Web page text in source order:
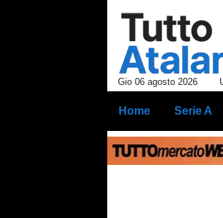
Gio 06 agosto 2026
Home Serie A